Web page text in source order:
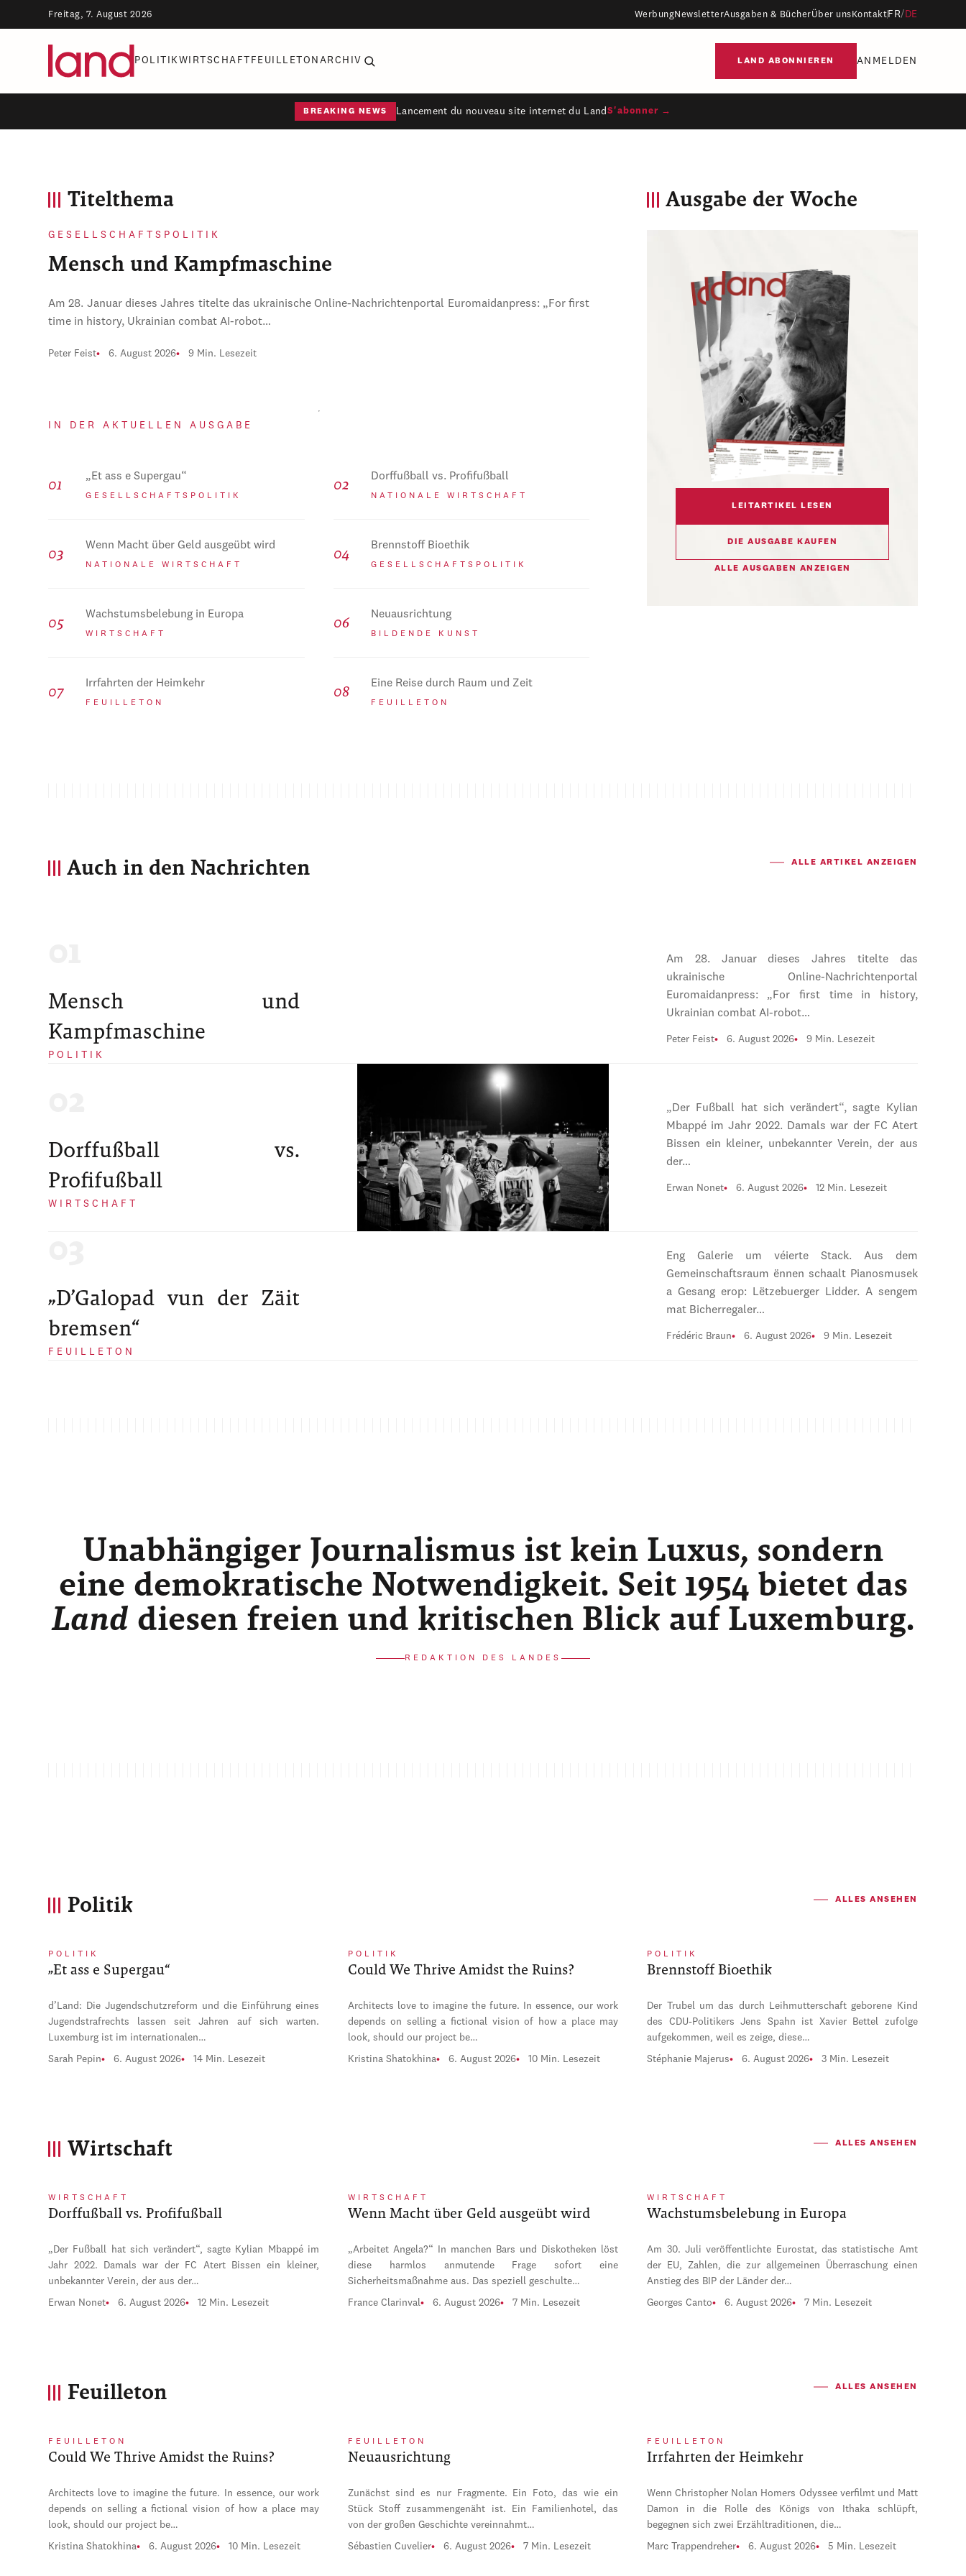
Freitag, 7. August 2026 WerbungNewsletterAusgaben & BücherÜber uns Kontakt FR/ DE
POLITIKWIRTSCHAFT FEUILLETON ARCHIV LAND ABONNIEREN ANMELDEN
BREAKING NEWS Lancement du nouveau site internet du Land S'abonner →
Titelthema
GESELLSCHAFTSPOLITIK
Mensch und Kampfmaschine
Am 28. Januar dieses Jahres titelte das ukrainische Online-Nachrichtenportal Euromaidanpress: „For first
time in history, Ukrainian combat AI-robot…
Peter Feist 6. August 2026 9 Min. Lesezeit
IN DER AKTUELLEN AUSGABE
„Et ass e Supergau“
GESELLSCHAFTSPOLITIK
Dorffußball vs. Profifußball
NATIONALE WIRTSCHAFT
Wenn Macht über Geld ausgeübt wird
NATIONALE WIRTSCHAFT
Brennstoff Bioethik
GESELLSCHAFTSPOLITIK
Wachstumsbelebung in Europa
WIRTSCHAFT
Neuausrichtung
BILDENDE KUNST
Irrfahrten der Heimkehr
FEUILLETON
Eine Reise durch Raum und Zeit
FEUILLETON
Ausgabe der Woche
LEITARTIKEL LESEN
DIE AUSGABE KAUFEN
ALLE AUSGABEN ANZEIGEN
Auch in den Nachrichten ALLE ARTIKEL ANZEIGEN
Mensch und
Kampfmaschine
POLITIK
Am 28. Januar dieses Jahres titelte das
ukrainische Online-Nachrichtenportal
Euromaidanpress: „For first time in history,
Ukrainian combat AI-robot…
Peter Feist 6. August 2026 9 Min. Lesezeit
Dorffußball vs.
Profifußball
WIRTSCHAFT
„Der Fußball hat sich verändert“, sagte Kylian
Mbappé im Jahr 2022. Damals war der FC Atert
Bissen ein kleiner, unbekannter Verein, der aus
der…
Erwan Nonet 6. August 2026 12 Min. Lesezeit
„D’Galopad vun der Zäit
bremsen“
FEUILLETON
Eng Galerie um véierte Stack. Aus dem
Gemeinschaftsraum ënnen schaalt Pianosmusek
a Gesang erop: Lëtzebuerger Lidder. A sengem
mat Bicherregaler…
Frédéric Braun 6. August 2026 9 Min. Lesezeit
Unabhängiger Journalismus ist kein Luxus, sondern
eine demokratische Notwendigkeit. Seit 1954 bietet das
Land diesen freien und kritischen Blick auf Luxemburg.
REDAKTION DES LANDES
Politik ALLES ANSEHEN
POLITIK
„Et ass e Supergau“
d’Land: Die Jugendschutzreform und die Einführung eines
Jugendstrafrechts lassen seit Jahren auf sich warten.
Luxemburg ist im internationalen…
Sarah Pepin 6. August 2026 14 Min. Lesezeit
POLITIK
Could We Thrive Amidst the Ruins?
Architects love to imagine the future. In essence, our work
depends on selling a fictional vision of how a place may
look, should our project be…
Kristina Shatokhina 6. August 2026 10 Min. Lesezeit
POLITIK
Brennstoff Bioethik
Der Trubel um das durch Leihmutterschaft geborene Kind
des CDU-Politikers Jens Spahn ist Xavier Bettel zufolge
aufgekommen, weil es zeige, diese…
Stéphanie Majerus 6. August 2026 3 Min. Lesezeit
Wirtschaft ALLES ANSEHEN
WIRTSCHAFT
Dorffußball vs. Profifußball
„Der Fußball hat sich verändert“, sagte Kylian Mbappé im
Jahr 2022. Damals war der FC Atert Bissen ein kleiner,
unbekannter Verein, der aus der…
Erwan Nonet 6. August 2026 12 Min. Lesezeit
WIRTSCHAFT
Wenn Macht über Geld ausgeübt wird
„Arbeitet Angela?“ In manchen Bars und Diskotheken löst
diese harmlos anmutende Frage sofort eine
Sicherheitsmaßnahme aus. Das speziell geschulte…
France Clarinval 6. August 2026 7 Min. Lesezeit
WIRTSCHAFT
Wachstumsbelebung in Europa
Am 30. Juli veröffentlichte Eurostat, das statistische Amt
der EU, Zahlen, die zur allgemeinen Überraschung einen
Anstieg des BIP der Länder der…
Georges Canto 6. August 2026 7 Min. Lesezeit
Feuilleton ALLES ANSEHEN
FEUILLETON
Could We Thrive Amidst the Ruins?
Architects love to imagine the future. In essence, our work
depends on selling a fictional vision of how a place may
look, should our project be…
Kristina Shatokhina 6. August 2026 10 Min. Lesezeit
FEUILLETON
Neuausrichtung
Zunächst sind es nur Fragmente. Ein Foto, das wie ein
Stück Stoff zusammengenäht ist. Ein Familienhotel, das
von der großen Geschichte vereinnahmt…
Sébastien Cuvelier 6. August 2026 7 Min. Lesezeit
FEUILLETON
Irrfahrten der Heimkehr
Wenn Christopher Nolan Homers Odyssee verfilmt und Matt
Damon in die Rolle des Königs von Ithaka schlüpft,
begegnen sich zwei Erzähltraditionen, die…
Marc Trappendreher 6. August 2026 5 Min. Lesezeit